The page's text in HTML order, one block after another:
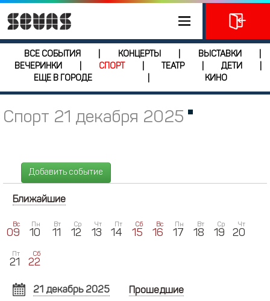
ВСЕ СОБЫТИЯ КОНЦЕРТЫ ВЫСТАВКИ
ВЕЧЕРИНКИ
СПОРТ ТЕАТР ДЕТИ
ЕЩЕ В ГОРОДЕ
КИНО
Спорт 21 декабря 2025
Добавить событие
Ближайшие
Вс
09
Пн
10
Вт
11
Ср
12
Чт
13
Пт
14
Сб
15
Вс
16
Пн
17
Вт
18
Ср
19
Чт
20
Пт
21
Сб
22
21 декабрь 2025 Прошедшие